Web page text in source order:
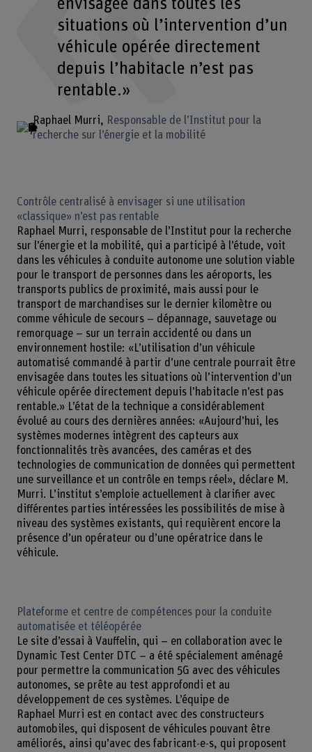
envisagée dans toutes les
situations où l’intervention d’un
véhicule opérée directement
depuis l’habitacle n’est pas
rentable.»
Raphael Murri
Responsable de l’Institut pour la
recherche sur l’énergie et la mobilité
Contrôle centralisé à envisager si une utilisation
«classique» n’est pas rentable
Raphael Murri, responsable de l’Institut pour la recherche
sur l’énergie et la mobilité, qui a participé à l’étude, voit
dans les véhicules à conduite autonome une solution viable
pour le transport de personnes dans les aéroports, les
transports publics de proximité, mais aussi pour le
transport de marchandises sur le dernier kilomètre ou
comme véhicule de secours – dépannage, sauvetage ou
remorquage – sur un terrain accidenté ou dans un
environnement hostile: «L’utilisation d’un véhicule
automatisé commandé à partir d’une centrale pourrait être
envisagée dans toutes les situations où l’intervention d’un
véhicule opérée directement depuis l’habitacle n’est pas
rentable.» L’état de la technique a considérablement
évolué au cours des dernières années: «Aujourd’hui, les
systèmes modernes intègrent des capteurs aux
fonctionnalités très avancées, des caméras et des
technologies de communication de données qui permettent
une surveillance et un contrôle en temps réel», déclare M.
Murri. L’institut s’emploie actuellement à clarifier avec
différentes parties intéressées les possibilités de mise à
niveau des systèmes existants, qui requièrent encore la
présence d’un opérateur ou d’une opératrice dans le
véhicule.
Plateforme et centre de compétences pour la conduite
automatisée et téléopérée
Le site d’essai à Vauffelin, qui – en collaboration avec le
Dynamic Test Center DTC – a été spécialement aménagé
pour permettre la communication 5G avec des véhicules
autonomes, se prête au test approfondi et au
développement de ces systèmes. L’équipe de
Raphael Murri est en contact avec des constructeurs
automobiles, qui disposent de véhicules pouvant être
améliorés, ainsi qu’avec des fabricant-e-s, qui proposent